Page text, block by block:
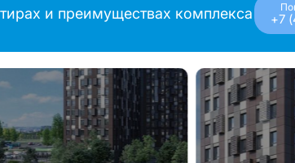
и преимуществах комплекса +7